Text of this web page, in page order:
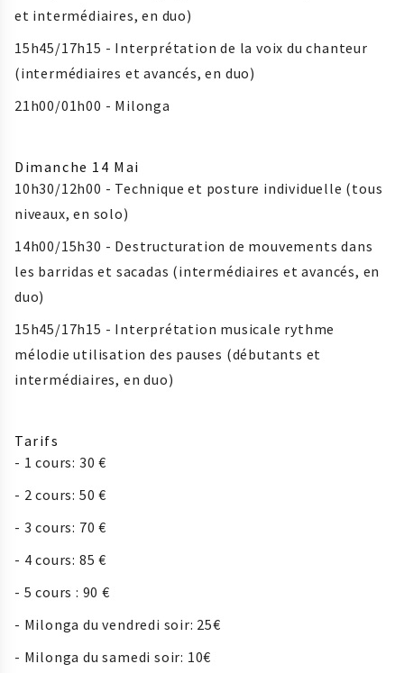
et intermédiaires, en duo)
15h45/17h15 - Interprétation de la voix du chanteur
(intermédiaires et avancés, en duo)
21h00/01h00 - Milonga
Dimanche 14 Mai
10h30/12h00 - Technique et posture individuelle (tous
niveaux, en solo)
14h00/15h30 - Destructuration de mouvements dans
les barridas et sacadas (intermédiaires et avancés, en
duo)
15h45/17h15 - Interprétation musicale rythme
mélodie utilisation des pauses (débutants et
intermédiaires, en duo)
Tarifs
- 1 cours: 30 €
- 2 cours: 50 €
- 3 cours: 70 €
- 4 cours: 85 €
- 5 cours : 90 €
- Milonga du vendredi soir: 25€
- Milonga du samedi soir: 10€